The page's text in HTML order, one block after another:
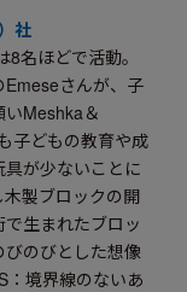
社
名ほどで活動。
さんが、子
Meshka＆
子どもの教育や成
が少ないことに
製ブロックの開
生まれたブロッ
のびとした想像
：境界線のないあ